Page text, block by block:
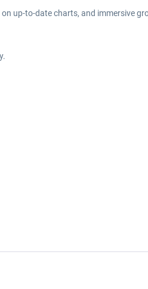
up-to-date charts, and immersive